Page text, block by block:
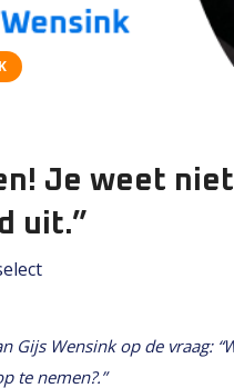
Je weet
uit.”
Gijs Wensink op de vraag:
te nemen?.”